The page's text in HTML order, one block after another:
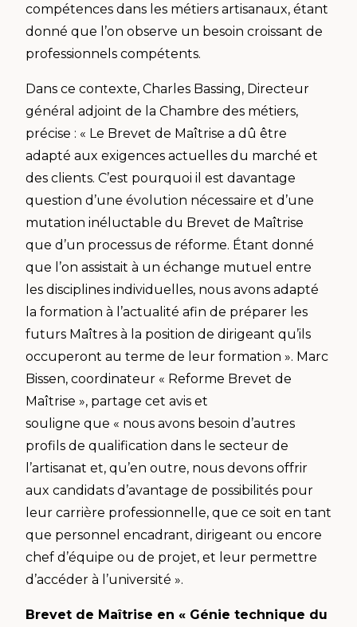
compétences dans les métiers artisanaux, étant
donné que l’on observe un besoin croissant de
professionnels compétents.
Dans ce contexte, Charles Bassing, Directeur
général adjoint de la Chambre des métiers,
précise : « Le Brevet de Maîtrise a dû être
adapté aux exigences actuelles du marché et
des clients. C’est pourquoi il est davantage
question d’une évolution nécessaire et d’une
mutation inéluctable du Brevet de Maîtrise
que d’un processus de réforme. Étant donné
que l’on assistait à un échange mutuel entre
les disciplines individuelles, nous avons adapté
la formation à l’actualité afin de préparer les
futurs Maîtres à la position de dirigeant qu’ils
occuperont au terme de leur formation ». Marc
Bissen, coordinateur « Reforme Brevet de
Maîtrise », partage cet avis et
souligne que « nous avons besoin d’autres
profils de qualification dans le secteur de
l’artisanat et, qu’en outre, nous devons offrir
aux candidats d’avantage de possibilités pour
leur carrière professionnelle, que ce soit en tant
que personnel encadrant, dirigeant ou encore
chef d’équipe ou de projet, et leur permettre
d’accéder à l’université ».
Brevet de Maîtrise en « Génie technique du